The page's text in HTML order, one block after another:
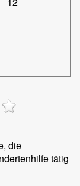
die
tätig